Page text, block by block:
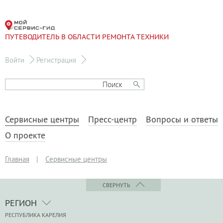
ПУТЕВОДИТЕЛЬ В ОБЛАСТИ РЕМОНТА ТЕХНИКИ
Войти Регистрация
Сервисные центры Пресс-центр
Вопросы и ответы
О проекте
Главная | Сервисные центры
СВЕРНУТЬ
РЕГИОН
РЕСПУБЛИКА КАРЕЛИЯ